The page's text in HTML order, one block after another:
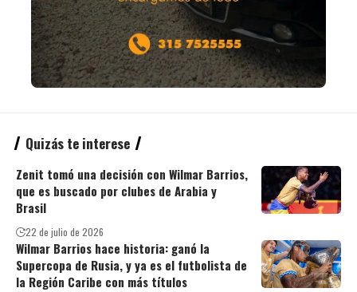
Quizás te interese
Zenit tomó una decisión con Wilmar Barrios,
que es buscado por clubes de Arabia y
Brasil
22 de julio de 2026
Wilmar Barrios hace historia: ganó la
Supercopa de Rusia, y ya es el futbolista de
la Región Caribe con más títulos